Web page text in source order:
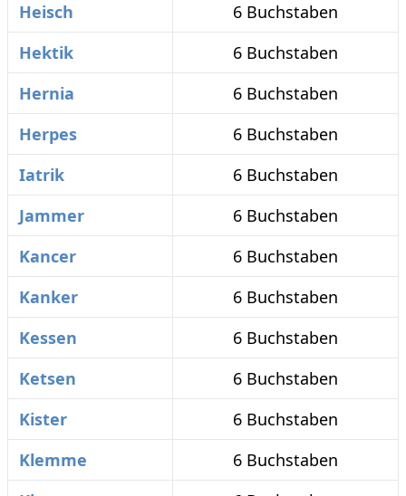
Heisch
6 Buchstaben
Hektik
6 Buchstaben
Hernia
6 Buchstaben
Herpes
6 Buchstaben
Iatrik
6 Buchstaben
Jammer
6 Buchstaben
Kancer
6 Buchstaben
Kanker
6 Buchstaben
Kessen
6 Buchstaben
Ketsen
6 Buchstaben
Kister
6 Buchstaben
Klemme
6 Buchstaben